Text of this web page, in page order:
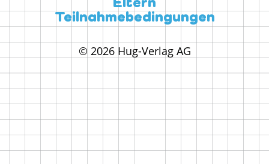
Eltern
Teilnahmebedingungen
© 2026 Hug-Verlag AG